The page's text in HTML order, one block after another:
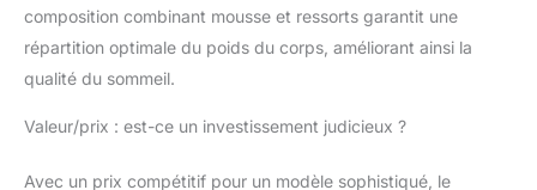
corps. La conception
des ressorts ensachés
indépendants d'un
lorsque l'on s'assoit
composition combinant mousse et ressorts garantit une
répartition optimale du poids du corps, améliorant ainsi la
qualité du sommeil.
Valeur/prix : est-ce un investissement judicieux ?
Avec un prix compétitif pour un modèle sophistiqué, le